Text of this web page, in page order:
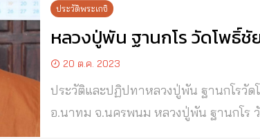
ประวัติพระเกจิ
หลวงปู่พัน ฐานกโร วัดโพธิ์
20 ต.ค. 2023
ประวัติและปฏิปทาหลวงปู่พัน ฐานกโรวัดโพธิ์ชัยมงคล อ.นา
อ.นาทม จ.นครพนม หลวงปู่พัน ฐานกโร วัดโพธิ์ชัยมงคล อ.นาทม จ.นครพนม พระเถระที่จำพรรษาอยู่ในถิ่น